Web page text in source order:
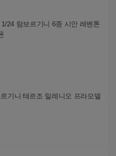
24 람보르기니 6종 시안 레벤톤
기니 테르조 밀레니오 프라모델